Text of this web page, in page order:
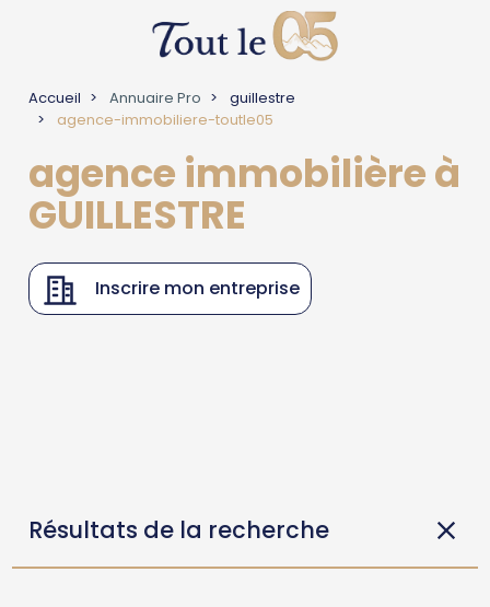
Accueil Annuaire Pro
guillestre
agence-immobiliere-toutle05
agence immobilière à
GUILLESTRE
Inscrire mon entreprise
Résultats de la recherche